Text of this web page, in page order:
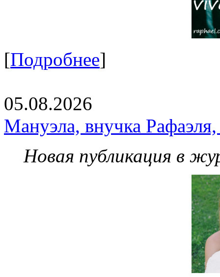
[Подробнее]
05.08.2026
Мануэла, внучка
Новая публикация в